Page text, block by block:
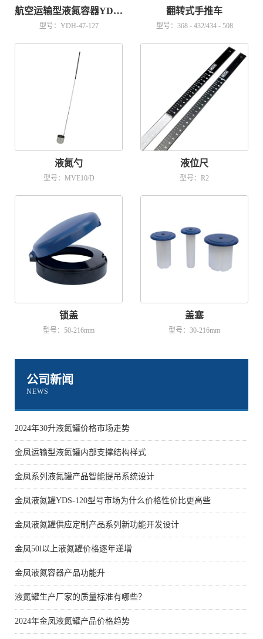
航空运输型液氮容器YDH-47-127
型号：YDH-47-127
翻转式手推车
型号：368 - 432/434 - 508
液氮勺
型号：MVE10/D
液位尺
型号：R2
锁盖
型号：50-216mm
盖塞
型号：30-216mm
公司新闻
NEWS
2024年30升液氮罐价格市场走势
金凤运输型液氮罐内部支撑结构样式
金凤系列液氮罐产品智能提吊系统设计
金凤液氮罐YDS-120型号市场为什么价格性价比更高些
金凤液氮罐供应定制产品系列新功能开发设计
金凤50l以上液氮罐价格逐年递增
金凤液氮容器产品功能升
液氮罐生产厂家的质量标准有哪些？
2024年金凤液氮罐产品价格趋势